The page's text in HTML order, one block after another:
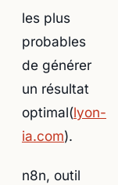
les plus
probables
de générer
un résultat
optimal(lyon-
ia.com).
n8n, outil